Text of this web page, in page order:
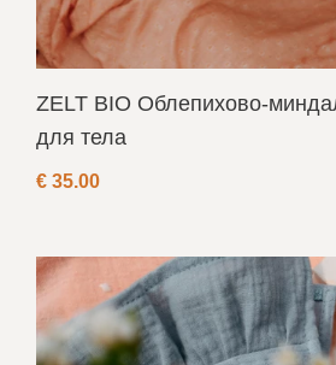
ZELT BIO Облепихово-
для тела
€ 35.00